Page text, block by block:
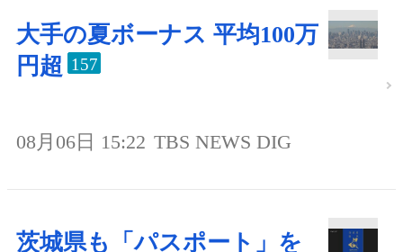
大手の夏ボーナス 平均100万
円超 157
08月06日 15:22 TBS NEWS DIG
茨城県も「パスポート」を